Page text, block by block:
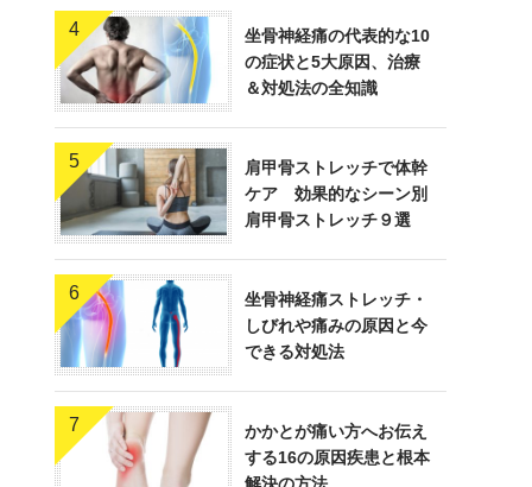
4
坐骨神経痛の代表的な10
の症状と5大原因、治療
＆対処法の全知識
5
肩甲骨ストレッチで体幹
ケア 効果的なシーン別
肩甲骨ストレッチ９選
6
坐骨神経痛ストレッチ・
しびれや痛みの原因と今
できる対処法
7
かかとが痛い方へお伝え
する16の原因疾患と根本
解決の方法